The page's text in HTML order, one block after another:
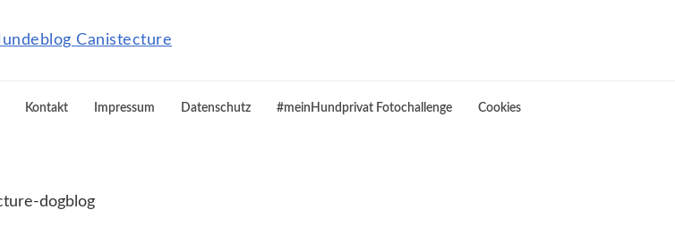
Kontakt Impressum Datenschutz #meinHundprivat Fotochallenge Cookies